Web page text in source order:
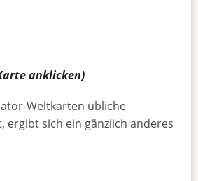
anklicken)
Weltkarten übliche
ergibt sich ein gänzlich anderes